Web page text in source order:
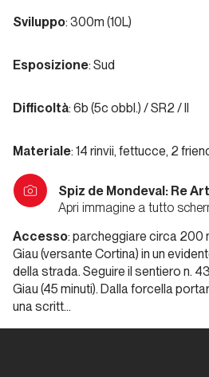
Pio
per
Noi
Cristallina
Valle
Sviluppo: 300m (10L)
Esposizione: Sud
Difficoltà: 6b (5c obbl.) / SR2 / II
Materiale: 14 rinvii, fettucce, 2
Spiz de Mondeval: Re
Apri immagine a tutto
Accesso: parcheggiare circa 200
Giau (versante Cortina) in un
della strada. Seguire il sentiero n.
Giau (45 minuti). Dalla forcella
una scritt…